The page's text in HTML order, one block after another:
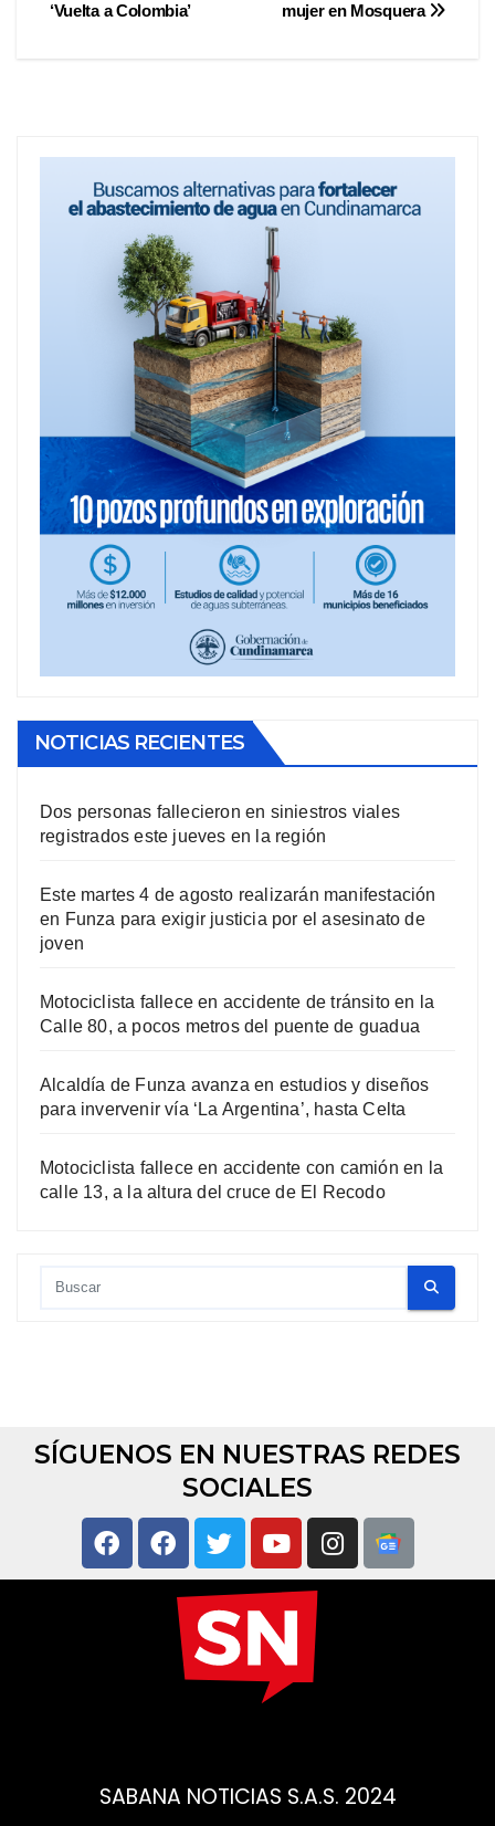
mujer en Mosquera
‘Vuelta a Colombia’
NOTICIAS RECIENTES
Dos personas fallecieron en siniestros viales
registrados este jueves en la región
Este martes 4 de agosto realizarán manifestación
en Funza para exigir justicia por el asesinato de
joven
Motociclista fallece en accidente de tránsito en la
Calle 80, a pocos metros del puente de guadua
Alcaldía de Funza avanza en estudios y diseños
para invervenir vía ‘La Argentina’, hasta Celta
Motociclista fallece en accidente con camión en la
calle 13, a la altura del cruce de El Recodo
SÍGUENOS EN NUESTRAS REDES
SOCIALES
SABANA NOTICIAS S.A.S. 2024